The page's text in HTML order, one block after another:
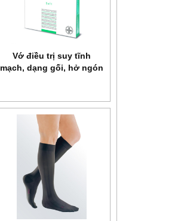
Vớ điều trị suy tĩnh
mạch, dạng gối, hở ngón
Art.M2150A